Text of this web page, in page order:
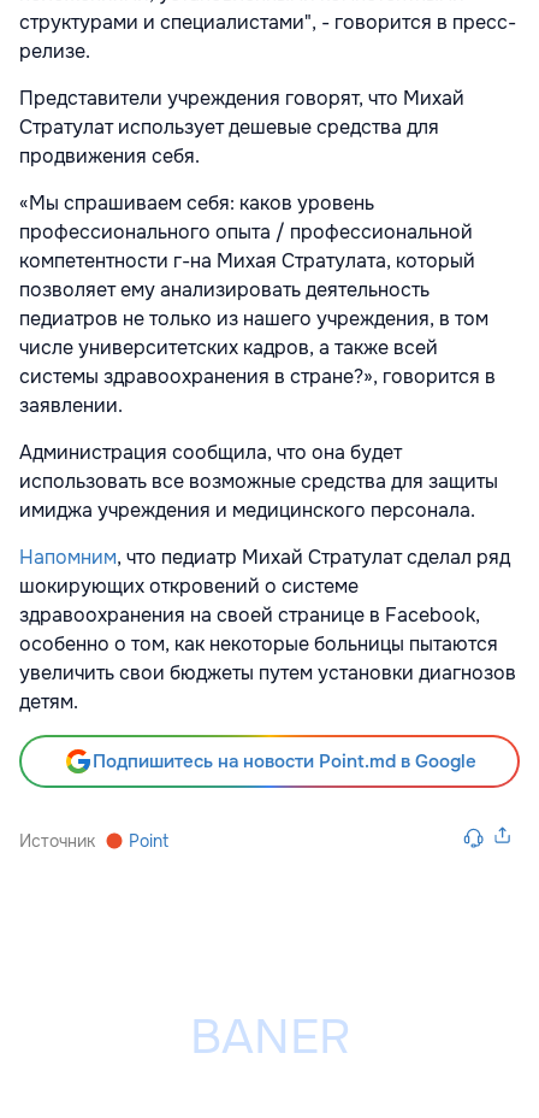
структурами и специалистами", - говорится в пресс-
релизе.
Представители учреждения говорят, что Михай
Стратулат использует дешевые средства для
продвижения себя.
«Мы спрашиваем себя: каков уровень
профессионального опыта / профессиональной
компетентности г-на Михая Стратулата, который
позволяет ему анализировать деятельность
педиатров не только из нашего учреждения, в том
числе университетских кадров, а также всей
системы здравоохранения в стране?», говорится в
заявлении.
Администрация сообщила, что она будет
использовать все возможные средства для защиты
имиджа учреждения и медицинского персонала.
Напомним, что педиатр Михай Стратулат сделал ряд
шокирующих откровений о системе
здравоохранения на своей странице в Facebook,
особенно о том, как некоторые больницы пытаются
увеличить свои бюджеты путем установки диагнозов
детям.
Подпишитесь на новости Point.md в Google
Источник Point